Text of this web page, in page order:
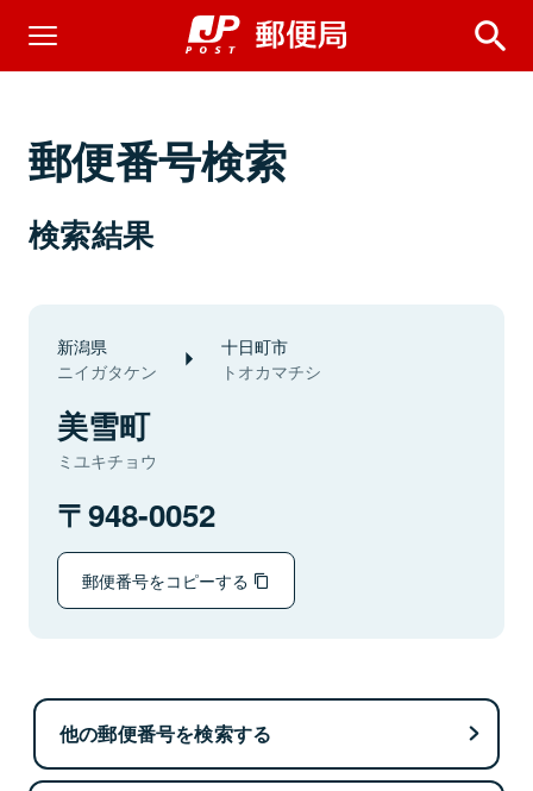
郵便番号検索
検索結果
新潟県
ニイガタケン
十日町市
トオカマチシ
美雪町
ミユキチョウ
948-0052
郵便番号をコピーする
他の郵便番号を検索する